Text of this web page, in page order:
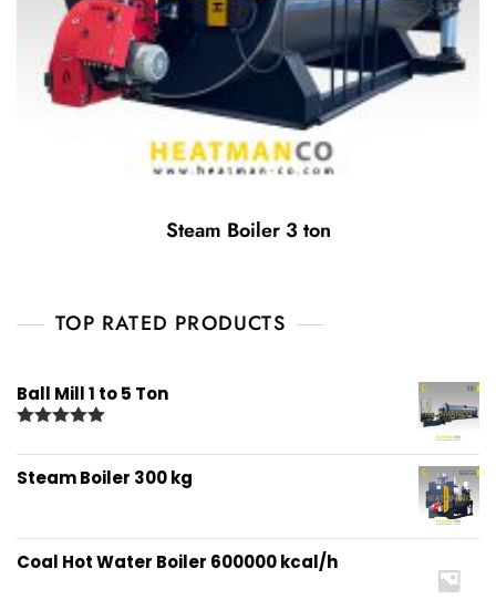
Steam Boiler 3 ton
TOP RATED PRODUCTS
Ball Mill 1 to 5 Ton
out of 5
Steam Boiler 300 kg
Coal Hot Water Boiler 600000 kcal/h